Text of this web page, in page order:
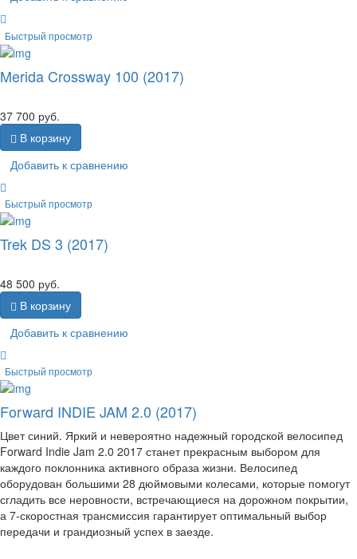
Быстрый просмотр
Merida Crossway 100 (2017)
37 700 руб.
В корзину
Добавить к сравнению
Быстрый просмотр
Trek DS 3 (2017)
48 500 руб.
В корзину
Добавить к сравнению
Быстрый просмотр
Forward INDIE JAM 2.0 (2017)
Цвет синий. Яркий и невероятно надежный городской велосипед
Forward Indie Jam 2.0 2017 станет прекрасным выбором для
каждого поклонника активного образа жизни. Велосипед
оборудован большими 28 дюймовыми колесами, которые помогут
сгладить все неровности, встречающиеся на дорожном покрытии,
а 7-скоростная трансмиссия гарантирует оптимальный выбор
передачи и грандиозный успех в заезде.